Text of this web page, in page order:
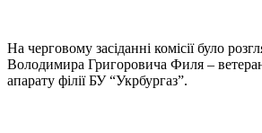
На черговому засіданні комісії було
Володимира Григоровича Филя –
апарату філії БУ “Укрбургаз”.